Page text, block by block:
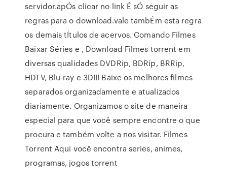
servidor.apÓs clicar no link É sÓ seguir as
regras para o download.vale tambÉm esta regra
os demais tÍtulos de acervos. Comando Filmes
Baixar Séries e , Download Filmes torrent em
diversas qualidades DVDRip, BDRip, BRRip,
HDTV, Blu-ray e 3D!!! Baixe os melhores filmes
separados organizadamente e atualizados
diariamente. Organizamos o site de maneira
especial para que você sempre encontre o que
procura e também volte a nos visitar. Filmes
Torrent Aqui você encontra series, animes,
programas, jogos torrent